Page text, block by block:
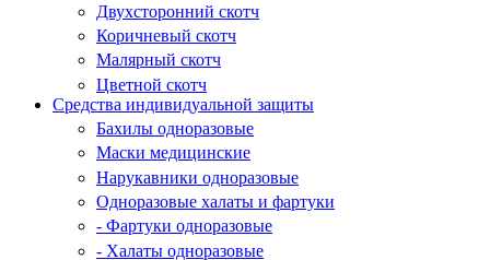
Двухсторонний скотч
Коричневый скотч
Малярный скотч
Цветной скотч
Средства индивидуальной защиты
Бахилы одноразовые
Маски медицинские
Нарукавники одноразовые
Одноразовые халаты и фартуки
- Фартуки одноразовые
- Халаты одноразовые